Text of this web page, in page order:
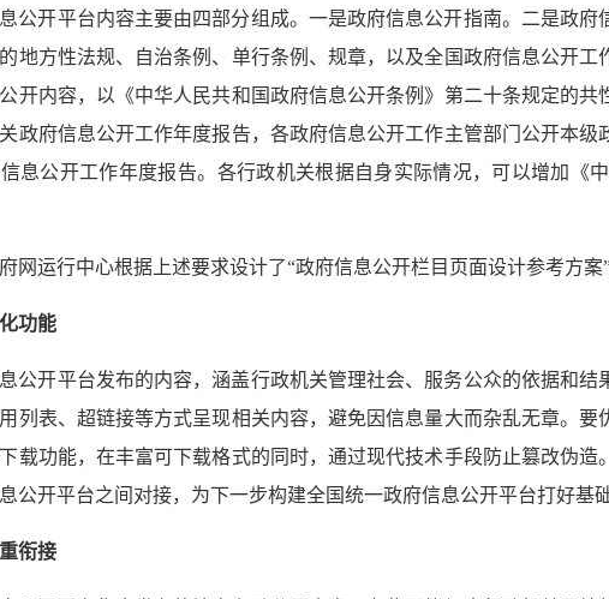
公开平台内容主要由四部分组成。一是政府信息公开指南。二是政
地方性法规、自治条例、单行条例、规章，以及全国政府信息公开
开内容，以《中华人民共和国政府信息公开条例》第二十条规定的
政府信息公开工作年度报告，各政府信息公开工作主管部门公开本
息公开工作年度报告。各行政机关根据自身实际情况，可以增加《
网运行中心根据上述要求设计了“政府信息公开栏目页面设计参考方案
功能
公开平台发布的内容，涵盖行政机关管理社会、服务公众的依据和
列表、超链接等方式呈现相关内容，避免因信息量大而杂乱无章。
载功能，在丰富可下载格式的同时，通过现代技术手段防止篡改伪
公开平台之间对接，为下一步构建全国统一政府信息公开平台打好基础
衔接